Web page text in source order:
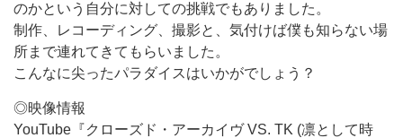
のかという自分に対しての挑戦でもありました。
制作、レコーディング、撮影と、気付けば僕も知らない場
所まで連れてきてもらいました。
こんなに尖ったパラダイスはいかがでしょう？
◎映像情報
YouTube『クローズド・アーカイヴ VS. TK (凛として時